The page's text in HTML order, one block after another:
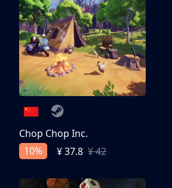
Chop Chop Inc.
10%
¥ 37.8 ¥ 42